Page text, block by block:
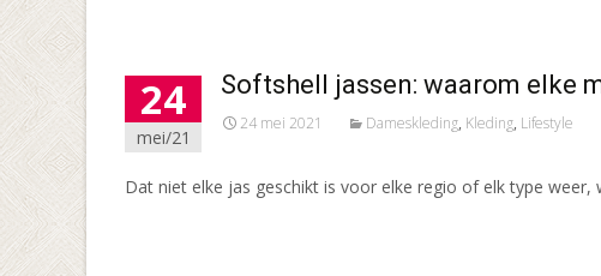
24
mei/21
Softshell jassen: waarom elke
24 mei 2021 Dameskleding, Kleding, Lifestyle
Dat niet elke jas geschikt is voor elke regio of elk type